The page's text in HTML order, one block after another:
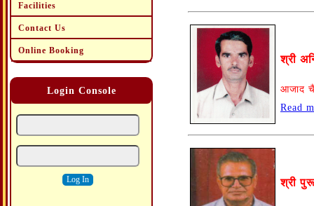
Facilities
Contact Us
Online Booking
Login Console
श्री
आजाद
Read
श्री